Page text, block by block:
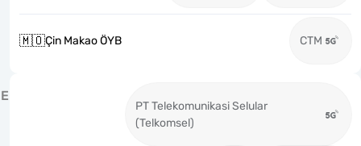
🇲🇴Çin Makao ÖYB CTM
E
PT Telekomunikasi Selular
(Telkomsel)